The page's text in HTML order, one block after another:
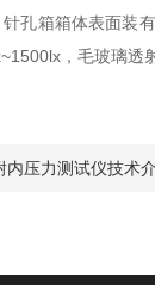
箱箱体表面装有
，毛玻璃透
内压力测试仪技术